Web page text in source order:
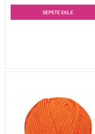
SEPETE EKLE